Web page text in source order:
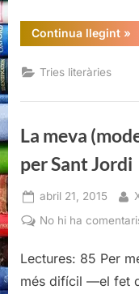
Continua llegint“Els
»
Tries literàries
La meva
per Sant Jordi
Posted
on
abril 21, 2015
No hi ha
Lectures: 85 Per
més difícil —el fet